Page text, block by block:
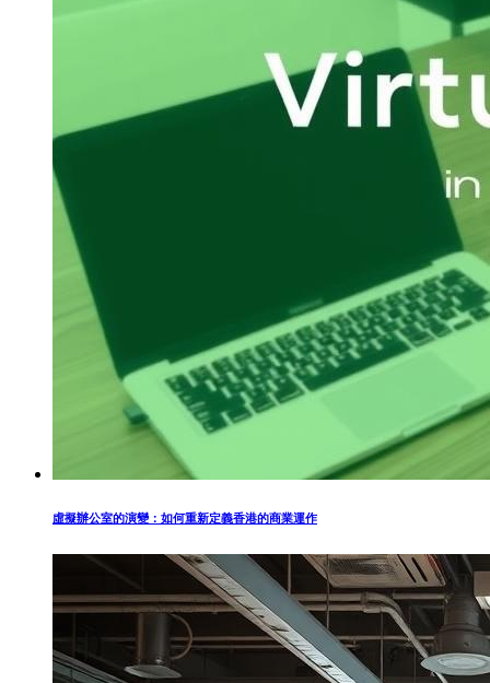
虛擬辦公室的演變：如何重新定義香港的商業運作